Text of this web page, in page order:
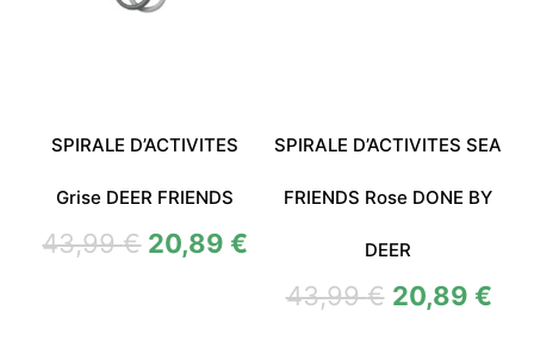
SPIRALE D’ACTIVITES
Grise DEER FRIENDS
43,99€ 20,89€
SPIRALE D’ACTIVITES SEA
FRIENDS Rose DONE BY
DEER
43,99€ 20,89 €